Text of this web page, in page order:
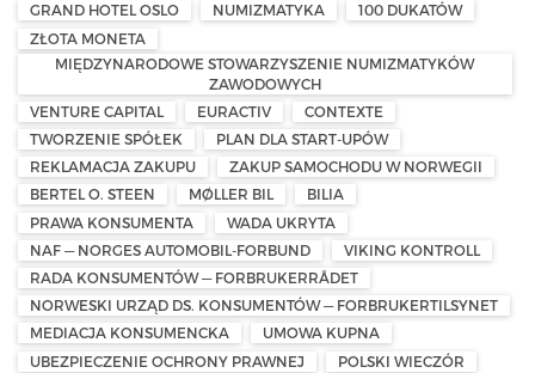
GRAND HOTEL OSLO
NUMIZMATYKA
100 DUKATÓW
ZŁOTA MONETA
MIĘDZYNARODOWE STOWARZYSZENIE NUMIZMATYKÓW
ZAWODOWYCH
VENTURE CAPITAL
EURACTIV
CONTEXTE
TWORZENIE SPÓŁEK
PLAN DLA START-UPÓW
REKLAMACJA ZAKUPU
ZAKUP SAMOCHODU W NORWEGII
BERTEL O. STEEN
MØLLER BIL
BILIA
PRAWA KONSUMENTA
WADA UKRYTA
NAF — NORGES AUTOMOBIL-FORBUND
VIKING KONTROLL
RADA KONSUMENTÓW — FORBRUKERRÅDET
NORWESKI URZĄD DS. KONSUMENTÓW — FORBRUKERTILSYNET
MEDIACJA KONSUMENCKA
UMOWA KUPNA
UBEZPIECZENIE OCHRONY PRAWNEJ
POLSKI WIECZÓR